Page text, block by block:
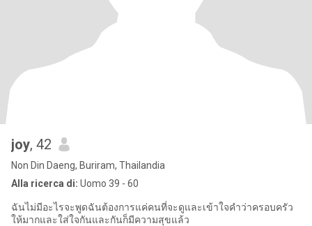
joy, 42
Non Din Daeng, Buriram, Thailandia
Alla ricerca di: Uomo 39 - 60
ฉันไม่มีอะไรจะพูดฉันต้องการแค่คนที่จะดูและเข้าใจคำว่าครอบครัว
ให้มากและใส่ใจกันและกันก็มีความสุขแล้ว